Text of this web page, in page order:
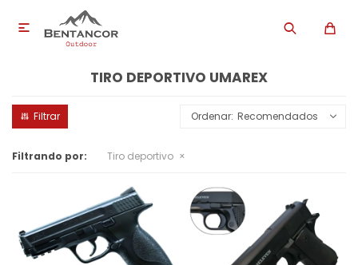

TIRO DEPORTIVO UMAREX
Recomendados
Filtrando por: Tiro deportivo